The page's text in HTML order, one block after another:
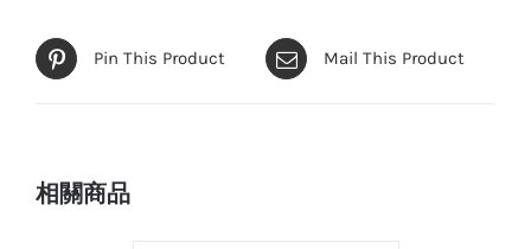
Pin This Product Mail This Product
相關商品